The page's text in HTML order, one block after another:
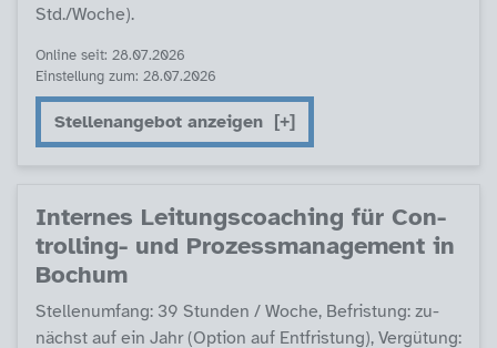
Std./Wo­che).
Online seit: 28.07.2026
Einstellung zum: 28.07.2026
Stellenangebot anzeigen
In­ter­nes Lei­tungs­coa­ching für Con­
trol­ling- und Pro­zess­ma­na­ge­ment in
Bochum
Stel­len­um­fang: 39 Stun­den / Wo­che, Be­fris­tung: zu­
nächst auf ein Jahr (Op­ti­on auf Ent­fris­tung), Ver­gü­tung: